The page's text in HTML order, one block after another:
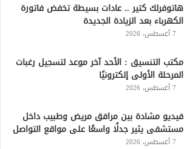
هاتوفرلك كتير .. عادات بسيطة تخفض فاتورة
الكهرباء بعد الزيادة الجديدة
7 أغسطس، 2026
مكتب التنسيق : الأحد آخر موعد لتسجيل رغبات
المرحلة الأولى إلكترونيًا
7 أغسطس، 2026
فيديو مشادة بين مرافق مريض وطبيب داخل
مستشفى يثير جدلًا واسعًا على مواقع التواصل
7 أغسطس، 2026